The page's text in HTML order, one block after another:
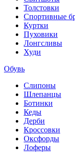
Толстовки
Спортивные
Куртки
Пуховики
Лонгсливы
Худи
Обувь
Слипоны
Шлепанцы
Ботинки
Кеды
Дерби
Кроссовки
Оксфорды
Лоферы